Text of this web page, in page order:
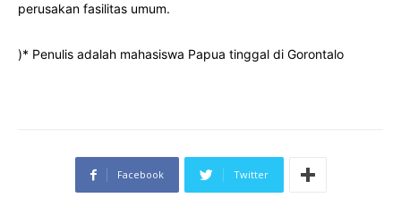
perusakan fasilitas umum.
)* Penulis adalah mahasiswa Papua tinggal di Gorontalo
Facebook Twitter